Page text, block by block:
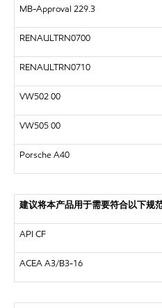
MB-Approval 229.3
RENAULTRN0700
RENAULTRN0710
VW502 00
VW505 00
Porsche A40
建议将本产品用于需要符合以下规
API CF
ACEAA3/B3-16